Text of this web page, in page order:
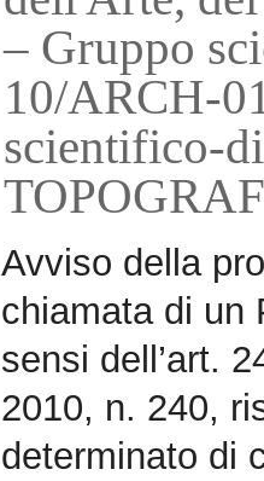
– Gruppo
10/ARCH-
scientifico-
Avviso della
chiamata di un
sensi dell’art.
2010, n. 240,
determinato di